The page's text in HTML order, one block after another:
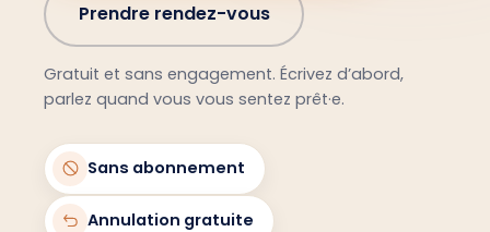
Prendre rendez-vous
Gratuit et sans engagement. Écrivez d’abord,
parlez quand vous vous sentez prêt·e.
Sans abonnement
Annulation gratuite